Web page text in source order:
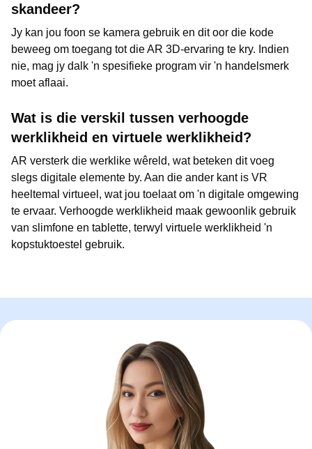
skandeer?
Jy kan jou foon se kamera gebruik en dit oor die kode
beweeg om toegang tot die AR 3D-ervaring te kry. Indien
nie, mag jy dalk 'n spesifieke program vir 'n handelsmerk
moet aflaai.
Wat is die verskil tussen verhoogde
werklikheid en virtuele werklikheid?
AR versterk die werklike wêreld, wat beteken dit voeg
slegs digitale elemente by. Aan die ander kant is VR
heeltemal virtueel, wat jou toelaat om 'n digitale omgewing
te ervaar. Verhoogde werklikheid maak gewoonlik gebruik
van slimfone en tablette, terwyl virtuele werklikheid 'n
kopstuktoestel gebruik.